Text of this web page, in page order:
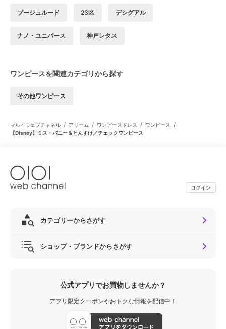
ブージュルード 23区 デシグアル
ナノ・ユニバース 神戸レタス
ワンピースを関連カテゴリから探す
その他ワンピース
マルイウェブチャネル / アリーム / ワンピースドレス / ワンピース /
【Disney】ミス・バニー＆とんすけ／チェックワンピース
ログイン
カテゴリーからさがす
ショップ・ブランドからさがす
公式アプリでお買物しませんか？
アプリ限定クーポンやおトクな情報を配信中！